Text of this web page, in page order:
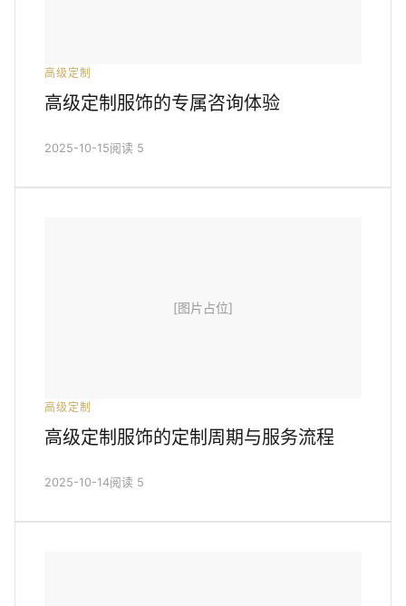
高级定制
高级定制服饰的专属咨询体验
2025-10-15阅读 5
[图片占位]
高级定制
高级定制服饰的定制周期与服务流程
2025-10-14阅读 5